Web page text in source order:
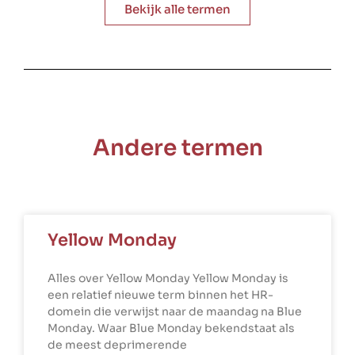
Bekijk alle termen
Andere termen
Yellow Monday
Alles over Yellow Monday Yellow Monday is
een relatief nieuwe term binnen het HR-
domein die verwijst naar de maandag na Blue
Monday. Waar Blue Monday bekendstaat als
de meest deprimerende